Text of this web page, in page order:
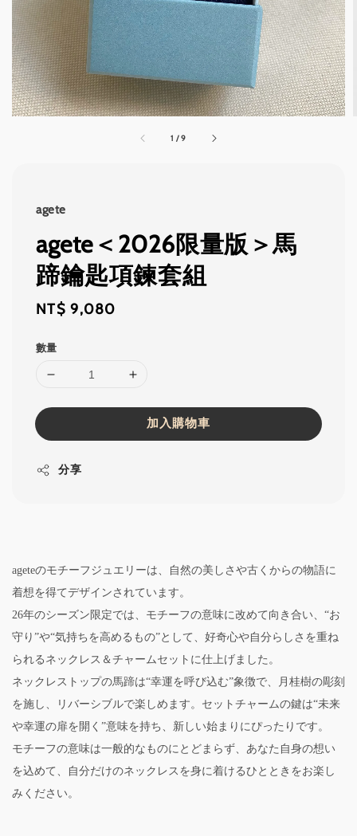
1 /9
agete
agete＜2026限量版＞馬
蹄鑰匙項鍊套組
Regular
NT$ 9,080
數量
加入購物車
分享
ageteのモチーフジュエリーは、自然の美しさや古くからの物語に
着想を得てデザインされています。
26年のシーズン限定では、モチーフの意味に改めて向き合い、“お
守り”や“気持ちを高めるもの”として、好奇心や自分らしさを重ね
られるネックレス＆チャームセットに仕上げました。
ネックレストップの馬蹄は“幸運を呼び込む”象徴で、月桂樹の彫刻
を施し、リバーシブルで楽しめます。セットチャームの鍵は“未来
や幸運の扉を開く”意味を持ち、新しい始まりにぴったりです。
モチーフの意味は一般的なものにとどまらず、あなた自身の想い
を込めて、自分だけのネックレスを身に着けるひとときをお楽し
みください。